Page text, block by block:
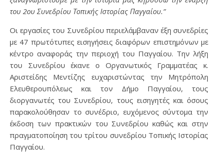
του 2ου Συνεδρίου Τοπικής Ιστορίας Παγγαίου.”
Οι εργασίες του Συνεδρίου περιελάμβαναν έξη συνεδρίες
με 47 πρωτότυπες εισηγήσεις διαφόρων επιστημόνων με
κέντρο αναφοράς την περιοχή του Παγγαίου. Την λήξη
του Συνεδρίου έκανε ο Οργανωτικός Γραμματέας κ.
Αριστείδης Μεντίζης ευχαριστώντας την Μητρόπολη
Ελευθερουπόλεως και τον Δήμο Παγγαίου, τους
διοργανωτές του Συνεδρίου, τους εισηγητές και όσους
παρακολούθησαν το συνέδριο, ευχόμενος σύντομα την
έκδοση των πρακτικών του Συνεδρίου καθώς και στην
πραγματοποίηση του τρίτου συνεδρίου Τοπικής Ιστορίας
Παγγαίου.